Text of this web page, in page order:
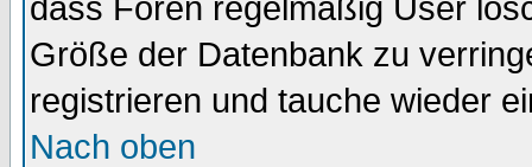
dass Foren regelmäßig User
Größe der Datenbank zu
registrieren und tauche wieder
Nach oben